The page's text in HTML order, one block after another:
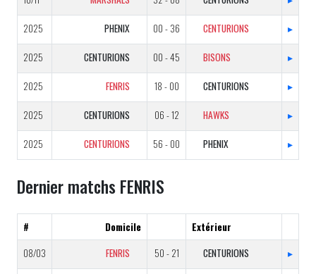
2025 PHENIX 00 - 36 CENTURIONS ▸
2025 CENTURIONS 00 - 45 BISONS ▸
2025 FENRIS 18 - 00 CENTURIONS ▸
2025 CENTURIONS 06 - 12 HAWKS ▸
2025 CENTURIONS 56 - 00 PHENIX ▸
Dernier matchs FENRIS
# Domicile
Extérieur
08/03
FENRIS 50 - 21 CENTURIONS ▸